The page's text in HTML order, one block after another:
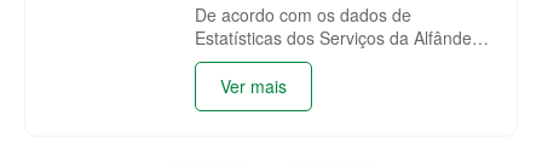
De acordo com os dados de
Estatísticas dos Serviços da Alfândega
da China (encontra-se na tabela
anexada), as trocas comerciais entre
a China e os Países de Língua
Ver mais